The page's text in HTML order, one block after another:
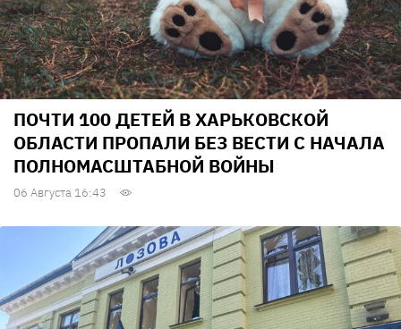
ПОЧТИ 100 ДЕТЕЙ В ХАРЬКОВСКОЙ
ОБЛАСТИ ПРОПАЛИ БЕЗ ВЕСТИ С НАЧАЛА
ПОЛНОМАСШТАБНОЙ ВОЙНЫ
06 Августа 16:43